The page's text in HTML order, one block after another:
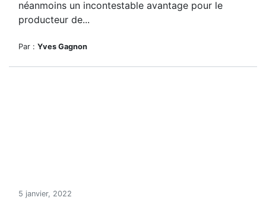
néanmoins un incontestable avantage pour le
producteur de...
Par : Yves Gagnon
5 janvier, 2022